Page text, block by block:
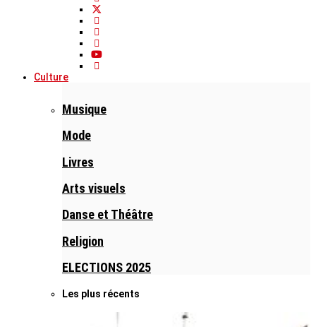
Culture
Musique
Mode
Livres
Arts visuels
Danse et Théâtre
Religion
ELECTIONS 2025
Les plus récents